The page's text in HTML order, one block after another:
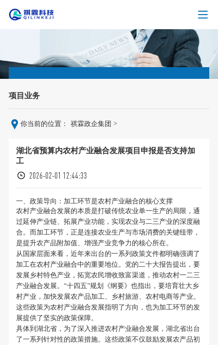
项目业务
你当前的位置： 祺霖政企集团 >
湖北省预算内农村产业融合发展项目申报是否支持加
工
2026-02-01 12:44:33
一、政策导向：加工环节是农村产业融合的核心支撑
农村产业融合发展的本质是打破传统农业单一生产的局限，通
过延伸产业链、拓展产业功能，实现农业与二三产业的深度融
合。而加工环节，正是连接农业生产与市场消费的关键纽带，
是提升农产品附加值、增强产业竞争力的核心所在。
从国家层面来看，近年来出台的一系列政策文件都明确强调了
加工在农村产业融合中的重要地位。党的二十大报告提出，要
发展乡村特色产业，拓宽农民增收致富渠道，推动农村一二三
产业融合发展。“十四五”规划《纲要》也指出，要培育壮大乡
村产业，加快发展农产品加工、乡村旅游、农村电商等产业。
这些政策为农村产业融合发展指明了方向，也为加工环节的发
展提供了坚实的政策保障。
具体到湖北省，为了深入推进农村产业融合发展，湖北省出台
了一系列针对性的政策措施。这些政策不仅鼓励发展农产品初